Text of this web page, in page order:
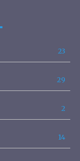
23
29
2
14